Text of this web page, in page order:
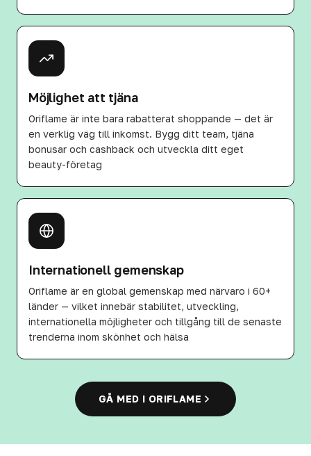
Möjlighet att tjäna
Oriflame är inte bara rabatterat shoppande — det är
en verklig väg till inkomst. Bygg ditt team, tjäna
bonusar och cashback och utveckla ditt eget
beauty-företag
Internationell gemenskap
Oriflame är en global gemenskap med närvaro i 60+
länder — vilket innebär stabilitet, utveckling,
internationella möjligheter och tillgång till de senaste
trenderna inom skönhet och hälsa
GÅ MED I ORIFLAME